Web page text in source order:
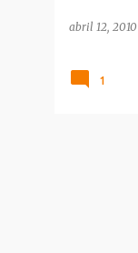
abril 12, 2010
1